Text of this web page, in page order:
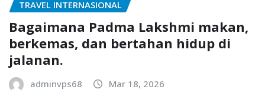
TRAVEL INTERNASIONAL
Bagaimana Padma Lakshmi makan,
berkemas, dan bertahan hidup di
jalanan.
adminvps68 Mar 18, 2026